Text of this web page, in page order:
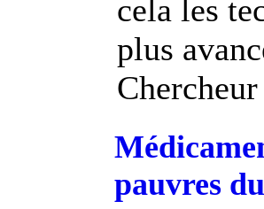
cela les
plus
pauvres